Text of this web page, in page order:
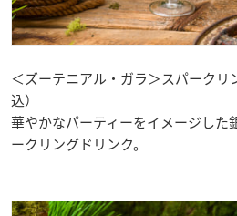
＜ズーテニアル・ガラ＞スパークリ
込）
華やかなパーティーをイメージした
ークリングドリンク。